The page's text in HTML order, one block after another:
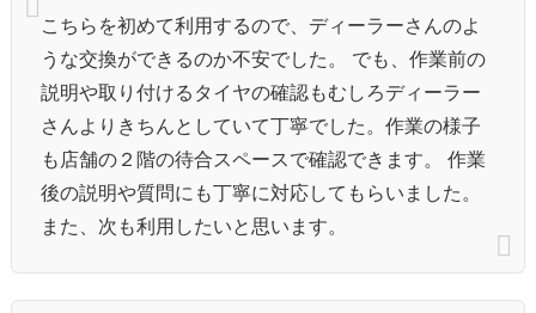
こちらを初めて利用するので、ディーラーさんのよ
うな交換ができるのか不安でした。 でも、作業前の
説明や取り付けるタイヤの確認もむしろディーラー
さんよりきちんとしていて丁寧でした。作業の様子
も店舗の２階の待合スペースで確認できます。 作業
後の説明や質問にも丁寧に対応してもらいました。
また、次も利用したいと思います。